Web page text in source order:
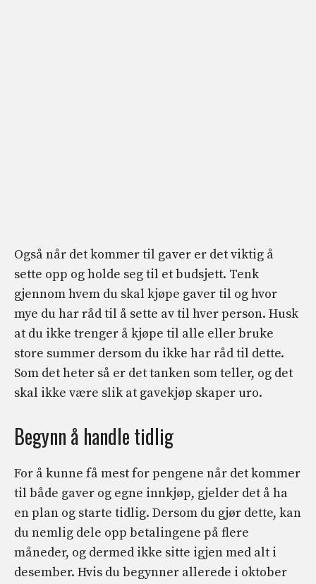
Også når det kommer til gaver er det viktig å
sette opp og holde seg til et budsjett. Tenk
gjennom hvem du skal kjøpe gaver til og hvor
mye du har råd til å sette av til hver person. Husk
at du ikke trenger å kjøpe til alle ellerbruke
store summer dersom du ikke har råd til dette.
Som det heter så er det tanken som teller, og det
skal ikke være slik at gavekjøp skaper uro.
Begynn å handle tidlig
For å kunne få mest for pengene når det kommer
til både gaver og egne innkjøp, gjelder det å ha
en plan og starte tidlig. Dersom du gjør dette, kan
du nemlig dele opp betalingene på flere
måneder, og dermed ikke sitte igjen med alt i
desember. Hvis du begynner allerede i oktober